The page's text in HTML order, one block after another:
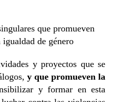
que promueven
igualdad de género
y proyectos que se
y que promueven la
y formar en esta